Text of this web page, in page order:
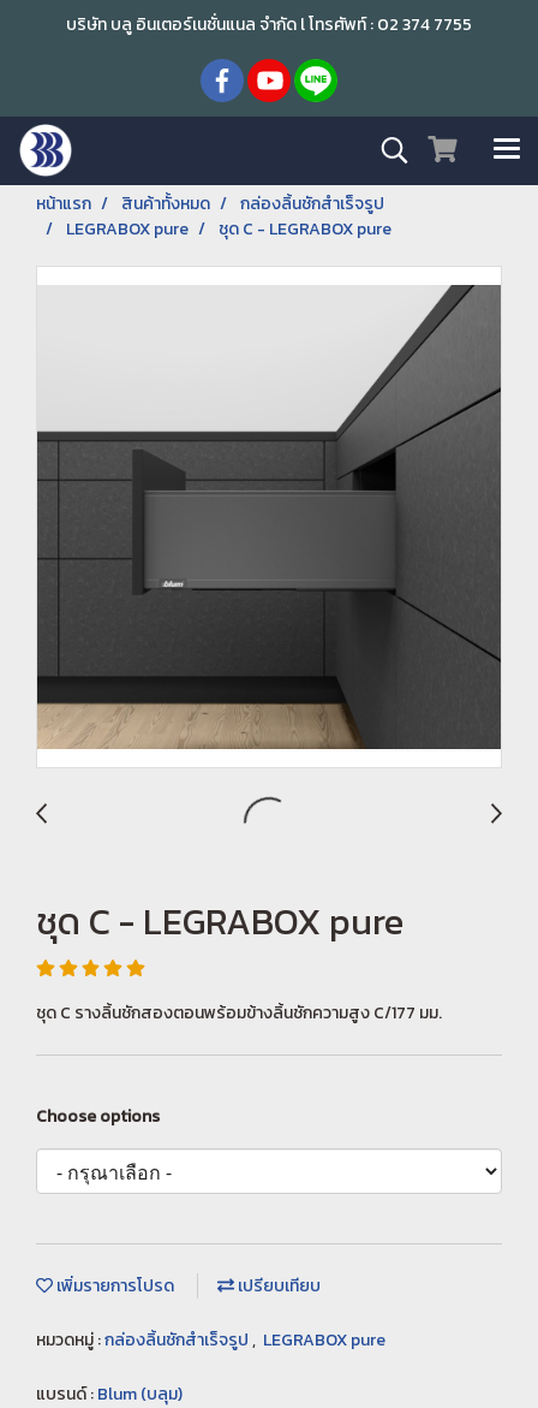
บริษัท บลู อินเตอร์เนชั่นแนล จำกัด l โทรศัพท์ : 02 374 7755
หน้าแรก สินค้าทั้งหมด
กล่องลิ้นชักสำเร็จรูป
LEGRABOX pure
ชุด C - LEGRABOX pure
ชุด C - LEGRABOX pure
ชุด C รางลิ้นชักสองตอนพร้อมข้างลิ้นชักความสูง C/177 มม.
Choose options
เพิ่มรายการโปรด เปรียบเทียบ
หมวดหมู่ :กล่องลิ้นชักสำเร็จรูป, LEGRABOX pure
แบรนด์ :Blum (บลุม)